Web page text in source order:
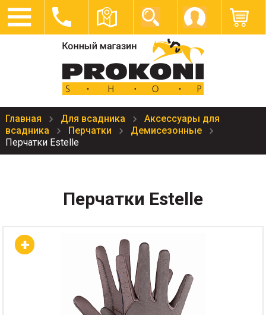
Главная Для всадника
Аксессуары для
всадника
Перчатки
Демисезонные
Перчатки Estelle
Перчатки Estelle